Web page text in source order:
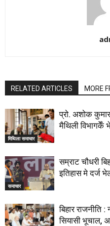
RELATED ARTICLES MORE
मिथिला समाचार
प्रो. अशोक
मैथिली विभागकेँ
समाचार
सम्राट चौधरी
इतिहास मे दर्ज
बिहार
सियासी भूचाल,